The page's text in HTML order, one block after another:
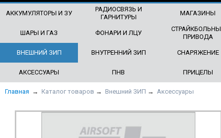
АККУМУЛЯТОРЫ И ЗУ
РАДИОСВЯЗЬ И
ГАРНИТУРЫ
МАГАЗИНЫ
ШАРЫ И ГАЗ ФОНАРИ И ЛЦУ
ПРИВОДА
ВНЕШНИЙ ЗИП ВНУТРЕННИЙ ЗИП СНАРЯЖЕНИЕ
АКСЕССУАРЫ ПНВ ПРИЦЕЛЫ
Главная → Каталог товаров → Внешний ЗИП → Аксессуары